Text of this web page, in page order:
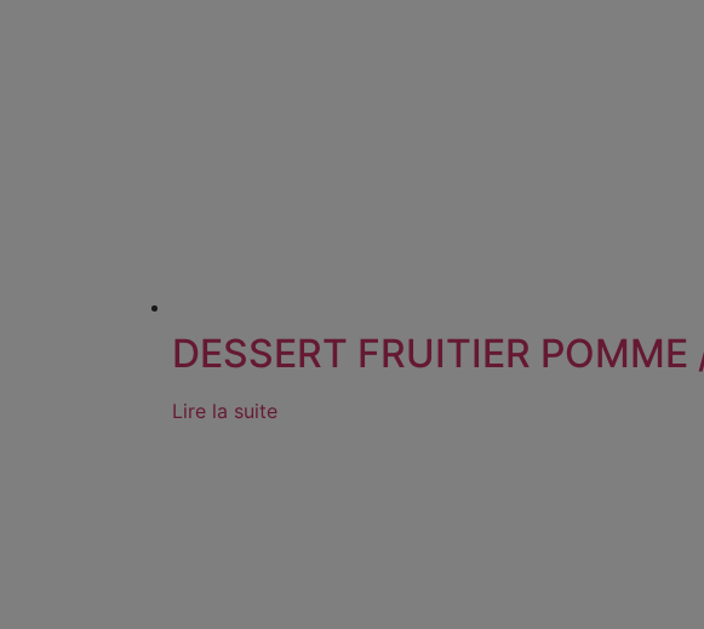
DESSERT FRUITIER
Lire la suite